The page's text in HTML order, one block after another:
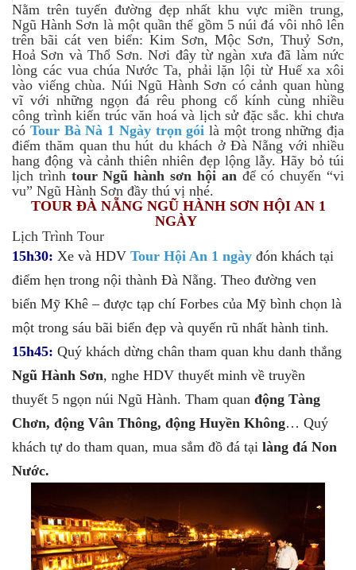
Nằm trên tuyến đường đẹp nhất khu vực miền trung,
Ngũ Hành Sơn là một quần thể gồm 5 núi đá vôi nhô lên
trên bãi cát ven biển: Kim Sơn, Mộc Sơn, Thuỷ Sơn,
Hoả Sơn và Thổ Sơn. Nơi đây từ ngàn xưa đã làm nức
lòng các vua chúa Nước Ta, phải lặn lội từ Huế xa xôi
vào viếng chùa. Núi Ngũ Hành Sơn có cảnh quan hùng
vĩ với những ngọn đá rêu phong cổ kính cùng nhiều
công trình kiến trúc văn hoá và lịch sử đặc sắc. khi chưa
có Tour Bà Nà 1 Ngày trọn gói là một trong những địa
điểm thăm quan thu hút du khách ở Đà Nẵng với nhiều
hang động và cảnh thiên nhiên đẹp lộng lẫy. Hãy bỏ túi
lịch trình tour Ngũ hành sơn hội an để có chuyến “vi
vu” Ngũ Hành Sơn đầy thú vị nhé.
TOUR ĐÀ NẴNG NGŨ HÀNH SƠN HỘI AN 1
NGÀY
Lịch Trình Tour
15h30: Xe và HDV Tour Hội An 1 ngày đón khách tại
điểm hẹn trong nội thành Đà Nẵng. Theo đường ven
biển Mỹ Khê – được tạp chí Forbes của Mỹ bình chọn là
một trong sáu bãi biển đẹp và quyến rũ nhất hành tinh.
15h45: Quý khách dừng chân tham quan khu danh thắng
Ngũ Hành Sơn, nghe HDV thuyết minh về truyền
thuyết 5 ngọn núi Ngũ Hành. Tham quan động Tàng
Chơn, động Vân Thông, động Huyền Không… Quý
khách tự do tham quan, mua sắm đồ đá tại làng đá Non
Nước.